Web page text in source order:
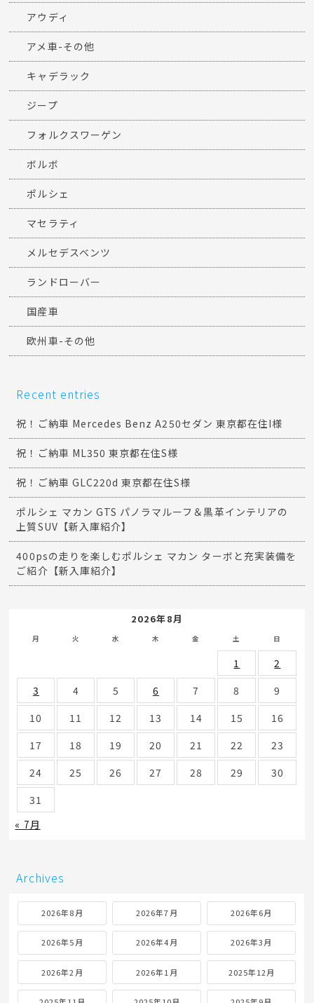
LINE
キャンペーン
当店へのアクセス
納車情報一覧
BMW
アウディ
アメ車-その他
キャデラック
ジープ
フォルクスワーゲン
ボルボ
ポルシェ
マセラティ
メルセデスベンツ
ランドローバー
国産車
欧州車-その他
Recent entries
祝！ご納車 Mercedes Benz A250セダン 東京都在住I様
祝！ご納車 ML350 東京都在住S様
祝！ご納車 GLC220d 東京都在住S様
ポルシェ マカン GTS パノラマルーフ＆黒革インテリアの
400psの走りを楽しむポルシェ マカン ターボと充実装備を
ご紹介【新入庫紹介】
2026年8月
月 火 水 木 金 土 日
3
17
24
25 27 29
31
« 7月